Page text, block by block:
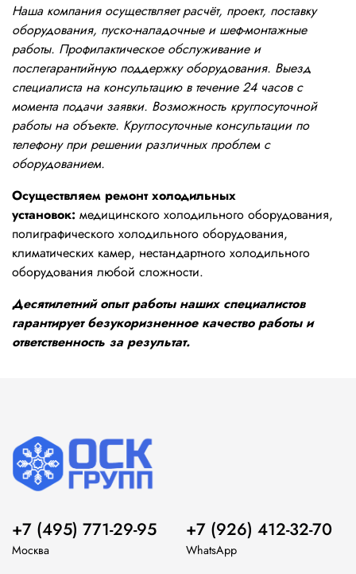
Наша компания осуществляет расчёт, проект, поставку
оборудования, пуско-наладочные и шеф-монтажные
работы. Профилактическое обслуживание и
послегарантийную поддержку оборудования. Выезд
специалиста на консультацию в течение 24 часов с
момента подачи заявки. Возможность круглосуточной
работы на объекте. Круглосуточные консультации по
телефону при решении различных проблем с
оборудованием.
Осуществляем ремонт холодильных
установок: медицинского холодильного оборудования,
полиграфического холодильного оборудования,
климатических камер, нестандартного холодильного
оборудования любой сложности.
Десятилетний опыт работы наших специалистов
гарантирует безукоризненное качество работы и
ответственность за результат.
+7 (495) 771-29-95
Москва
+7 (926) 412-32-70
WhatsApp